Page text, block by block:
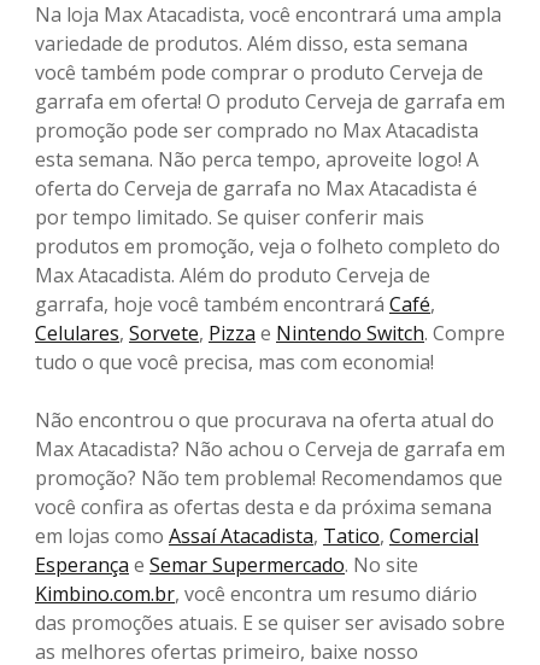
Na loja Max Atacadista, você encontrará uma ampla
variedade de produtos. Além disso, esta semana
você também pode comprar o produto Cerveja de
garrafa em oferta! O produto Cerveja de garrafa em
promoção pode ser comprado no Max Atacadista
esta semana. Não perca tempo, aproveite logo! A
oferta do Cerveja de garrafa no Max Atacadista é
por tempo limitado. Se quiser conferir mais
produtos em promoção, veja o folheto completo do
Max Atacadista. Além do produto Cerveja de
garrafa, hoje você também encontrará Café,
Celulares, Sorvete, Pizza e Nintendo Switch. Compre
tudo o que você precisa, mas com economia!
Não encontrou o que procurava na oferta atual do
Max Atacadista? Não achou o Cerveja de garrafa em
promoção? Não tem problema! Recomendamos que
você confira as ofertas desta e da próxima semana
em lojas como Assaí Atacadista, Tatico, Comercial
Esperança e Semar Supermercado. No site
Kimbino.com.br, você encontra um resumo diário
das promoções atuais. E se quiser ser avisado sobre
as melhores ofertas primeiro, baixe nosso